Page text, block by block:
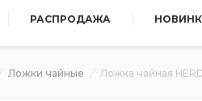
РАСПРОДАЖА
Ложки чайные Ложка чайная